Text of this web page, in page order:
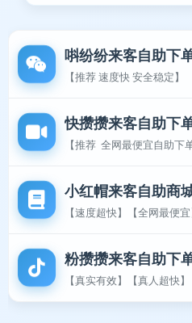
唞纷纷来客自助下
【推荐 速度快 安全稳定】
快攒攒来客自助下
【推荐 全网最便宜自助下
小红帽来客自助商
【速度超快】【全网最便
粉攒攒来客自助下
【真实有效】【真人超快】